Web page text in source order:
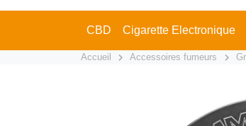
CBD Cigarette Electronique
Accueil Accessoires fumeurs